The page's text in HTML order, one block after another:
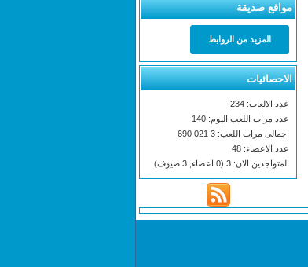
مواقع صديقة
المزيد من الروابط
الاحصائيات
عدد الالعاب: 234
عدد مرات اللعب اليوم: 140
اجمالى مرات اللعب: 3 021 690
عدد الاعضاء: 48
المتواجدين الان: 3 (0 اعضاء, 3 ضيوف)